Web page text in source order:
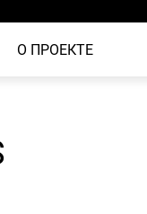
О ПРОЕКТЕ